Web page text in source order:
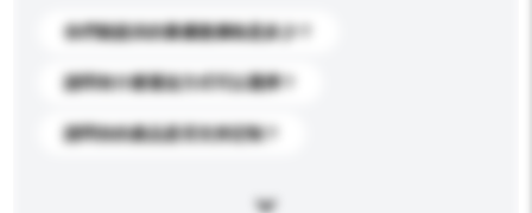
你們能提供的最優惠價格是多少？
請問有什麼運送方式可以選擇？
請問你的產品是否支持定制？